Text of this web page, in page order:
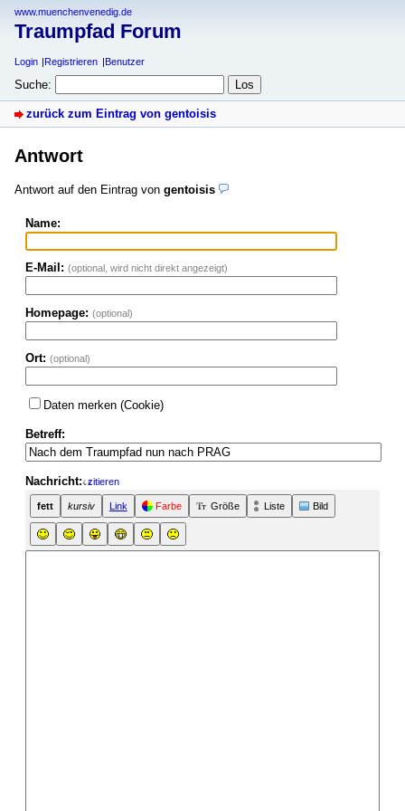
www.muenchenvenedig.de
Traumpfad Forum
Login Registrieren Benutzer
Suche:
zurück zum Eintrag von gentoisis
Antwort
Antwort auf den Eintrag von gentoisis
Name:
E-Mail: (optional, wird nicht direkt angezeigt)
Homepage: (optional)
Ort: (optional)
Daten merken (Cookie)
Betreff:
Nachricht: zitieren
fett kursiv Link Farbe Größe Liste Bild